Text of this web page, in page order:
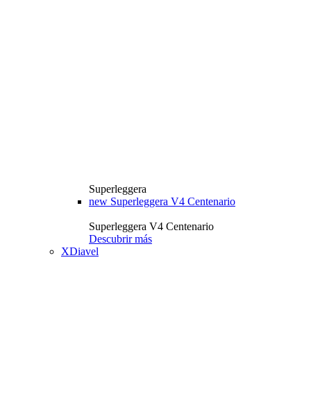
Superleggera
new Superleggera V4 Centenario
Superleggera V4 Centenario
Descubrir más
XDiavel